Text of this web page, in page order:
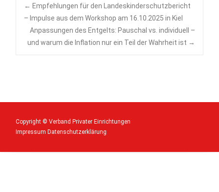
Post
navigation
← Empfehlungen für den Landeskinderschutzbericht
– Impulse aus dem Workshop am 16.10.2025 in Kiel
Anpassungen des Entgelts: Pauschal vs. individuell –
und warum die Inflation nur ein Teil der Wahrheit ist →
Copyright © Verband Privater Einrichtungen
Impressum Datenschutzerklärung